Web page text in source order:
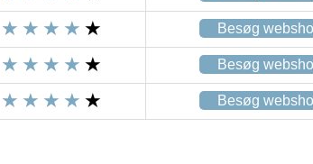
Besøg
Besøg
Besøg